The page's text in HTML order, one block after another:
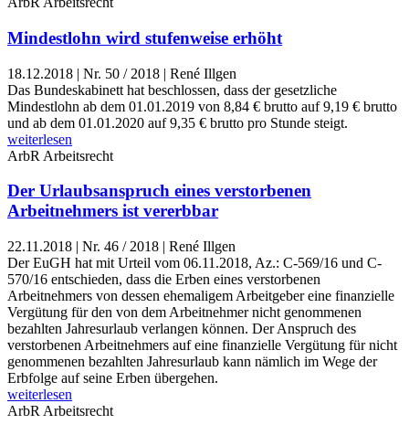
Mindestlohn wird stufenweise erhöht
18.12.2018 | Nr. 50 / 2018 | René Illgen
Das Bundeskabinett hat beschlossen, dass der gesetzliche
Mindestlohn ab dem 01.01.2019 von 8,84 € brutto auf 9,19 € brutto
und ab dem 01.01.2020 auf 9,35 € brutto pro Stunde steigt.
weiterlesen
ArbR Arbeitsrecht
Der Urlaubsanspruch eines verstorbenen
Arbeitnehmers ist vererbbar
22.11.2018 | Nr. 46 / 2018 | René Illgen
Der EuGH hat mit Urteil vom 06.11.2018, Az.: C-569/16 und C-
570/16 entschieden, dass die Erben eines verstorbenen
Arbeitnehmers von dessen ehemaligem Arbeitgeber eine finanzielle
Vergütung für den von dem Arbeitnehmer nicht genommenen
bezahlten Jahresurlaub verlangen können. Der Anspruch des
verstorbenen Arbeitnehmers auf eine finanzielle Vergütung für nicht
genommenen bezahlten Jahresurlaub kann nämlich im Wege der
Erbfolge auf seine Erben übergehen.
weiterlesen
ArbR Arbeitsrecht